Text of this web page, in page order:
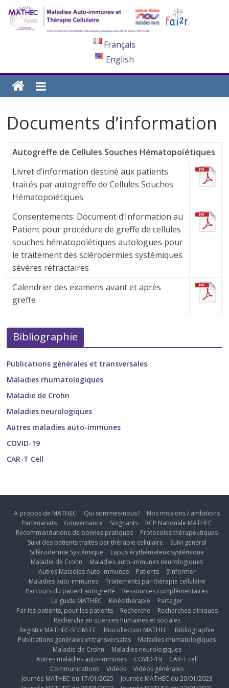
Français
English
Documents d’information
Autogreffe de Cellules Souches Hématopoïétiques
Livret d’information destiné aux patients
traités par autogreffe de Cellules Souches
Hématopoïétiques
Consentements: Document d’Information au
Patient pour procédure de greffe de cellules
souches hématopoïétiques autologues pour
le traitement des sclérodermies systémiques
sévères réfractaires
Calendrier des examens avant et après
greffe
Bibliographie
Publications générales et transversales
Maladies rhumatologiques
Maladie de Crohn
Maladies neurologiques
Autres maladies auto-immunes
COVID-19
CAR-T Cell
A propos de MATHEC Qui sommes-nous?
Nos missions / ambitions
Partenariats
Gouvernance Soignants
RCP Nationale MATHEC
Recommandations de bonnes pratiques
Protocoles thérapeutiques
Suivi des patients traités par thérapie cellulaire
Suivi général
Sclérodermie Systémique
Lupus érythémateux systémique
Maladie de Crohn
Maladies auto-immunes neurologiques
Autres Maladies Auto-Immunes
Patients
S’informer
Maladies auto-immunes
Traitements par thérapie cellulaire
Parcours du patient autogreffé
Ressources complémentaires
Le guide MATHEC
Kinésithérapie
Partager
Par les patients, pour les patients
Recherche
Recherches cliniques
Recherche en sciences humaines et sociales
Registre MATHEC-SFGM-TC
Biocollection MATHEC
Bibliographie
Publications générales et transversales
Maladies rhumatologiques
Maladie de Crohn
Maladies neurologiques
Autres maladies auto-immunes
COVID-19
CAR-T cell
Communications
Vidéos
Vidéos générales
Journée MATHEC du 17/01/2025
Journée MATHEC du 20/01/2023